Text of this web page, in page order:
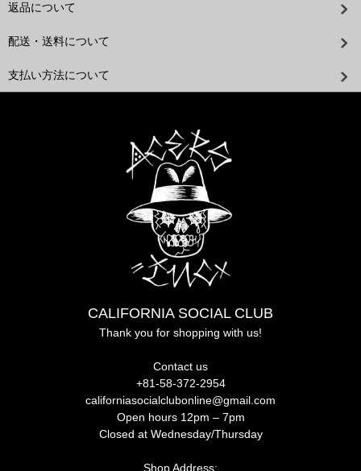
返品について
配送・送料について
支払い方法について
CALIFORNIA SOCIAL CLUB
Thank you for shopping with us!
Contact us
+81-58-372-2954
californiasocialclubonline@gmail.com
Open hours 12pm – 7pm
Closed at Wednesday/Thursday
Shop Address: